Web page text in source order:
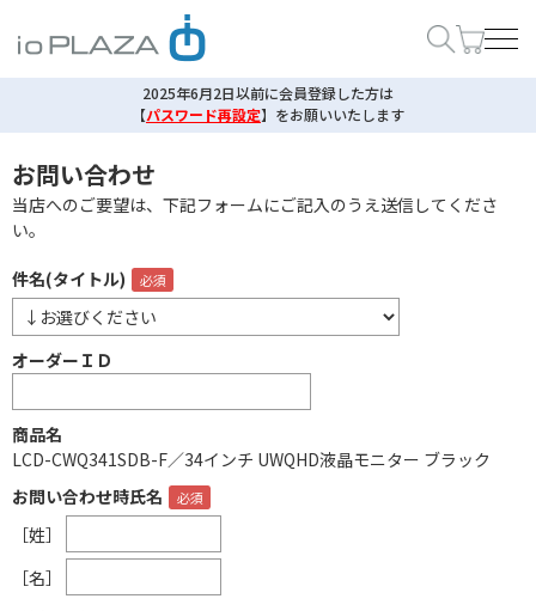
2025年6月2日以前に会員登録した方は
【パスワード再設定】 をお願いいたします
お問い合わせ
当店へのご要望は、下記フォームにご記入のうえ送信してくださ
い。
件名(タイトル)
オーダーＩＤ
商品名
LCD-CWQ341SDB-F／34インチ UWQHD液晶モニター ブラック
お問い合わせ時氏名
［姓］
［名］